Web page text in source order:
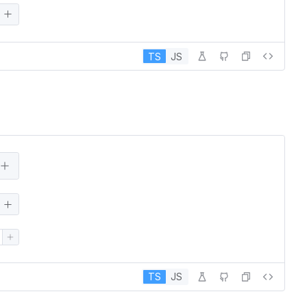
TS JS
TS JS